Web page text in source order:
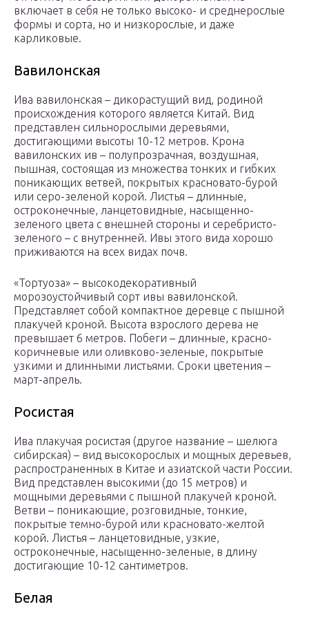
включает в себя не только высоко- и среднерослые
формы и сорта, но и низкорослые, и даже
карликовые.
Вавилонская
Ива вавилонская – дикорастущий вид, родиной
происхождения которого является Китай. Вид
представлен сильнорослыми деревьями,
достигающими высоты 10-12 метров. Крона
вавилонских ив – полупрозрачная, воздушная,
пышная, состоящая из множества тонких и гибких
поникающих ветвей, покрытых красновато-бурой
или серо-зеленой корой. Листья – длинные,
остроконечные, ланцетовидные, насыщенно-
зеленого цвета с внешней стороны и серебристо-
зеленого – с внутренней. Ивы этого вида хорошо
приживаются на всех видах почв.
«Тортуоза» – высокодекоративный
морозоустойчивый сорт ивы вавилонской.
Представляет собой компактное деревце с пышной
плакучей кроной. Высота взрослого дерева не
превышает 6 метров. Побеги – длинные, красно-
коричневые или оливково-зеленые, покрытые
узкими и длинными листьями. Сроки цветения –
март-апрель.
Росистая
Ива плакучая росистая (другое название – шелюга
сибирская) – вид высокорослых и мощных деревьев,
распространенных в Китае и азиатской части России.
Вид представлен высокими (до 15 метров) и
мощными деревьями с пышной плакучей кроной.
Ветви – поникающие, розговидные, тонкие,
покрытые темно-бурой или красновато-желтой
корой. Листья – ланцетовидные, узкие,
остроконечные, насыщенно-зеленые, в длину
достигающие 10-12 сантиметров.
Белая